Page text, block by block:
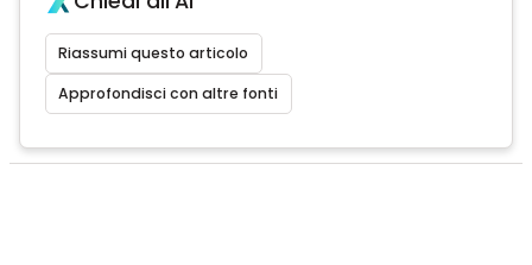
Riassumi questo articolo
Approfondisci con altre fonti